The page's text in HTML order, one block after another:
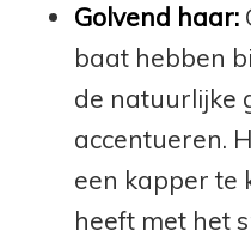
Golvend haar:
baat hebben
de natuurlijke
accentueren.
een kapper te
heeft met het